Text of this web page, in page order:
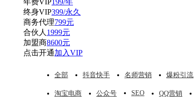
终身VIP399/永久
商务代理799元
合伙人 1999元
加盟商8600元
点击开通加入VIP
全部 抖音快手 名师营销 爆粉引流
淘宝电商 公众号 SEO QQ营销